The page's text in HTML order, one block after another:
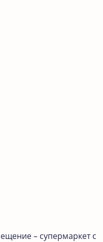
– супермаркет с